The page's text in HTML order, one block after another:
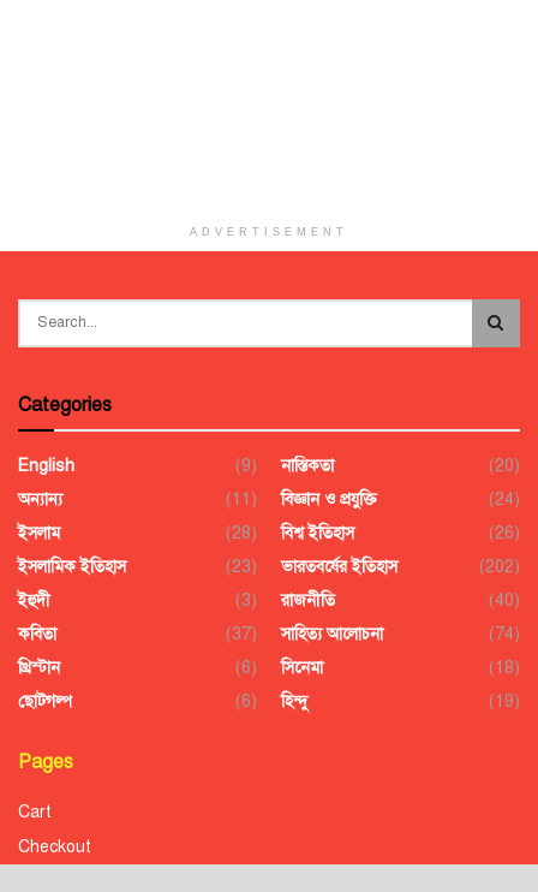
ADVERTISEMENT
Categories
English
(9)
অন্যান্য
(11)
ইসলাম
(28)
ইসলামিক ইতিহাস
(23)
ইহুদী
(3)
কবিতা
(37)
খ্রিস্টান
(6)
ছোটগল্প
(6)
নাস্তিকতা
(20)
বিজ্ঞান ও প্রযুক্তি
(24)
বিশ্ব ইতিহাস
(26)
ভারতবর্ষের ইতিহাস
(202)
রাজনীতি
(40)
সাহিত্য আলোচনা
(74)
সিনেমা
(18)
হিন্দু
(19)
Pages
Cart
Checkout